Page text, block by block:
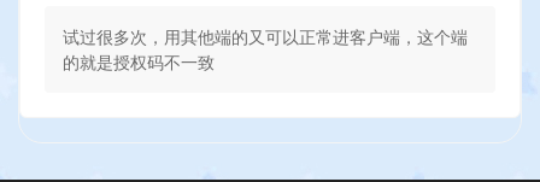
试过很多次，用其他端的又可以正常进客户端，这个端
的就是授权码不一致